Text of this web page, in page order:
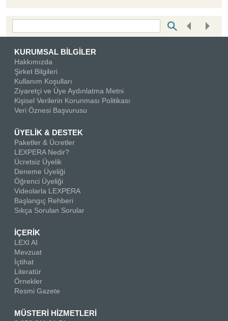
KURUMSAL BİLGİLER
Hakkımızda
Şirket Bilgileri
Kullanım Koşulları
Ziyaretçi ve Üye Aydınlatma Metni
Kişisel Verilerin Korunması Politikası
Veri Öznesi Başvurusu
ÜYELİK & DESTEK
Paketler & Ücretler
LEXPERA Nedir?
Ücretsiz Üyelik
Deneme Üyeliği
Öğrenci Üyeliği
Videolarla LEXPERA
Başlangıç Rehberi
Sıkça Sorulan Sorular
İÇERİK
LEXI AI
Mevzuat
İçtihat
Literatür
Örnekler
Resmi Gazete
MÜSTERİ HİZMETLERİ